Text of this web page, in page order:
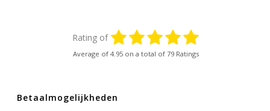
Rating of
Average of 4.95 on a total of 79 Ratings
Betaalmogelijkheden